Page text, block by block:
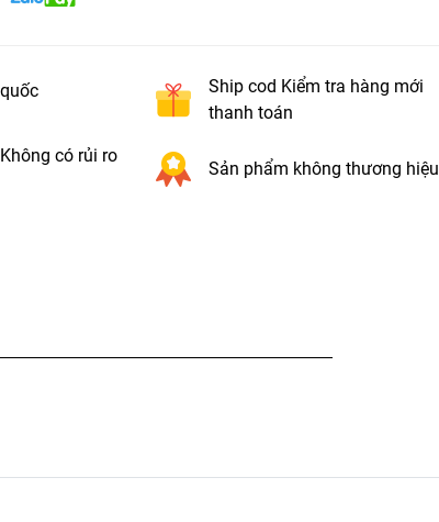
Ship cod Kiểm tra hàng mới
thanh toán
có rủi ro
Sản phẩm không thương hiệu